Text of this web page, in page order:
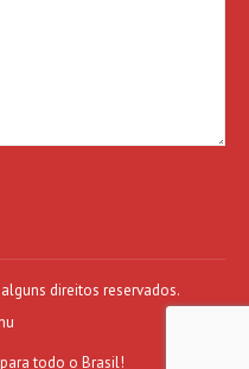
direitos reservados.
todo o Brasil!